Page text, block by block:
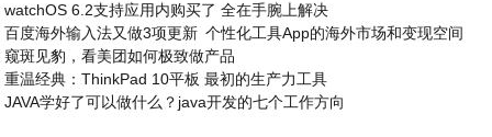
watchOS 6.2支持应用内购买了 全在手腕上解决
百度海外输入法又做3项更新 个性化工具App的海外市场和变现空间
窥斑见豹，看美团如何极致做产品
重温经典：ThinkPad 10平板 最初的生产力工具
JAVA学好了可以做什么？java开发的七个工作方向